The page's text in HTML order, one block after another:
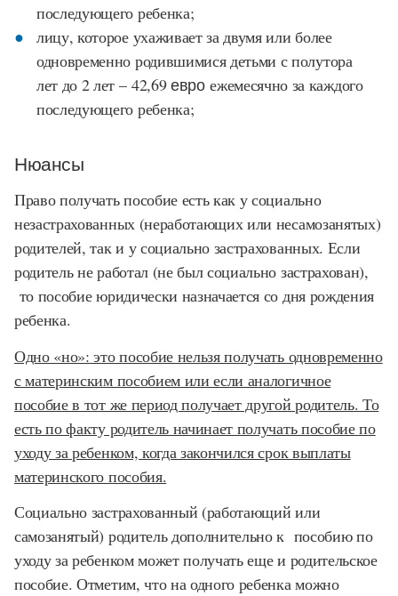
последующего ребенка;
лицу, которое ухаживает за двумя или более
одновременно родившимися детьми с полутора
лет до 2 лет –42,69 евроежемесячно за каждого
последующего ребенка;
Нюансы
Право получать пособие есть как у социально
незастрахованных (неработающих или несамозанятых)
родителей, так и у социально застрахованных. Если
родитель не работал (не был социально застрахован),
то пособие юридически назначается со дня рождения
ребенка.
Одно «но»: это пособие нельзя получать одновременно
с материнским пособием или если аналогичное
пособие в тот же период получает другой родитель. То
есть по факту родитель начинает получать пособие по
уходу за ребенком, когда закончился срок выплаты
материнского пособия.
Социально застрахованный (работающий или
самозанятый) родитель дополнительно к пособию по
уходу за ребенком может получать еще и родительское
пособие. Отметим, что на одного ребенка можно